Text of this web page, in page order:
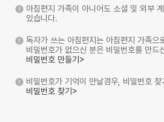
아침편지 가족이 아니어도 소셜 및 외부
있습니다.
독자가 쓰는 아침편지는 아침편지 가족으
비밀번호가 없으신 분은 비밀번호를 만드
비밀번호 만들기>
비밀번호가 기억이 안날경우, 비밀번호
비밀번호 찾기>